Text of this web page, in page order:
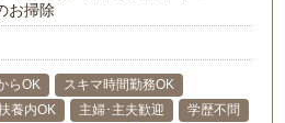
お掃除
らOK
スキマ時間勤務OK
養内OK 主婦･主夫歓迎
学歴不問